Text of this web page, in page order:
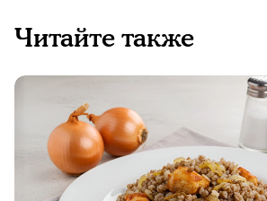
Читайте также